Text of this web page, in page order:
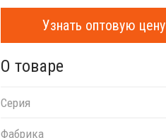
Узнать оптовую цену
О товаре
Серия
Фабрика